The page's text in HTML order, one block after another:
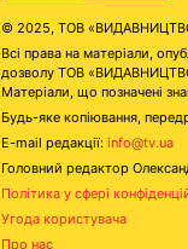
© 2025, ТОВ «ВИДАВНИЦТВО
Всі права на матеріали,
дозволу ТОВ «ВИДАВНИЦТВО
Матеріали, що позначені
Будь-яке копіювання,
E-mail редакції: info@tv.ua
Головний редактор
Політика у сфері
Угода користувача
Про нас